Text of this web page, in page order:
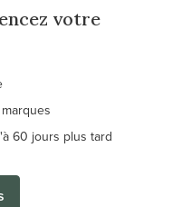
votre
60 jours plus tard